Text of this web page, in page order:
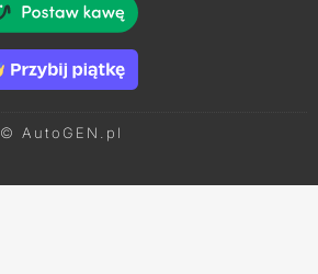
© AutoGEN.pl